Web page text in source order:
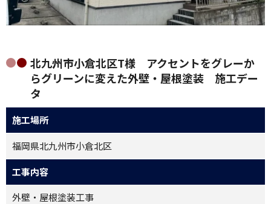
北九州市小倉北区T様 アクセントをグレーか
らグリーンに変えた外壁・屋根塗装 施工デー
タ
施工場所
福岡県北九州市小倉北区
工事内容
外壁・屋根塗装工事